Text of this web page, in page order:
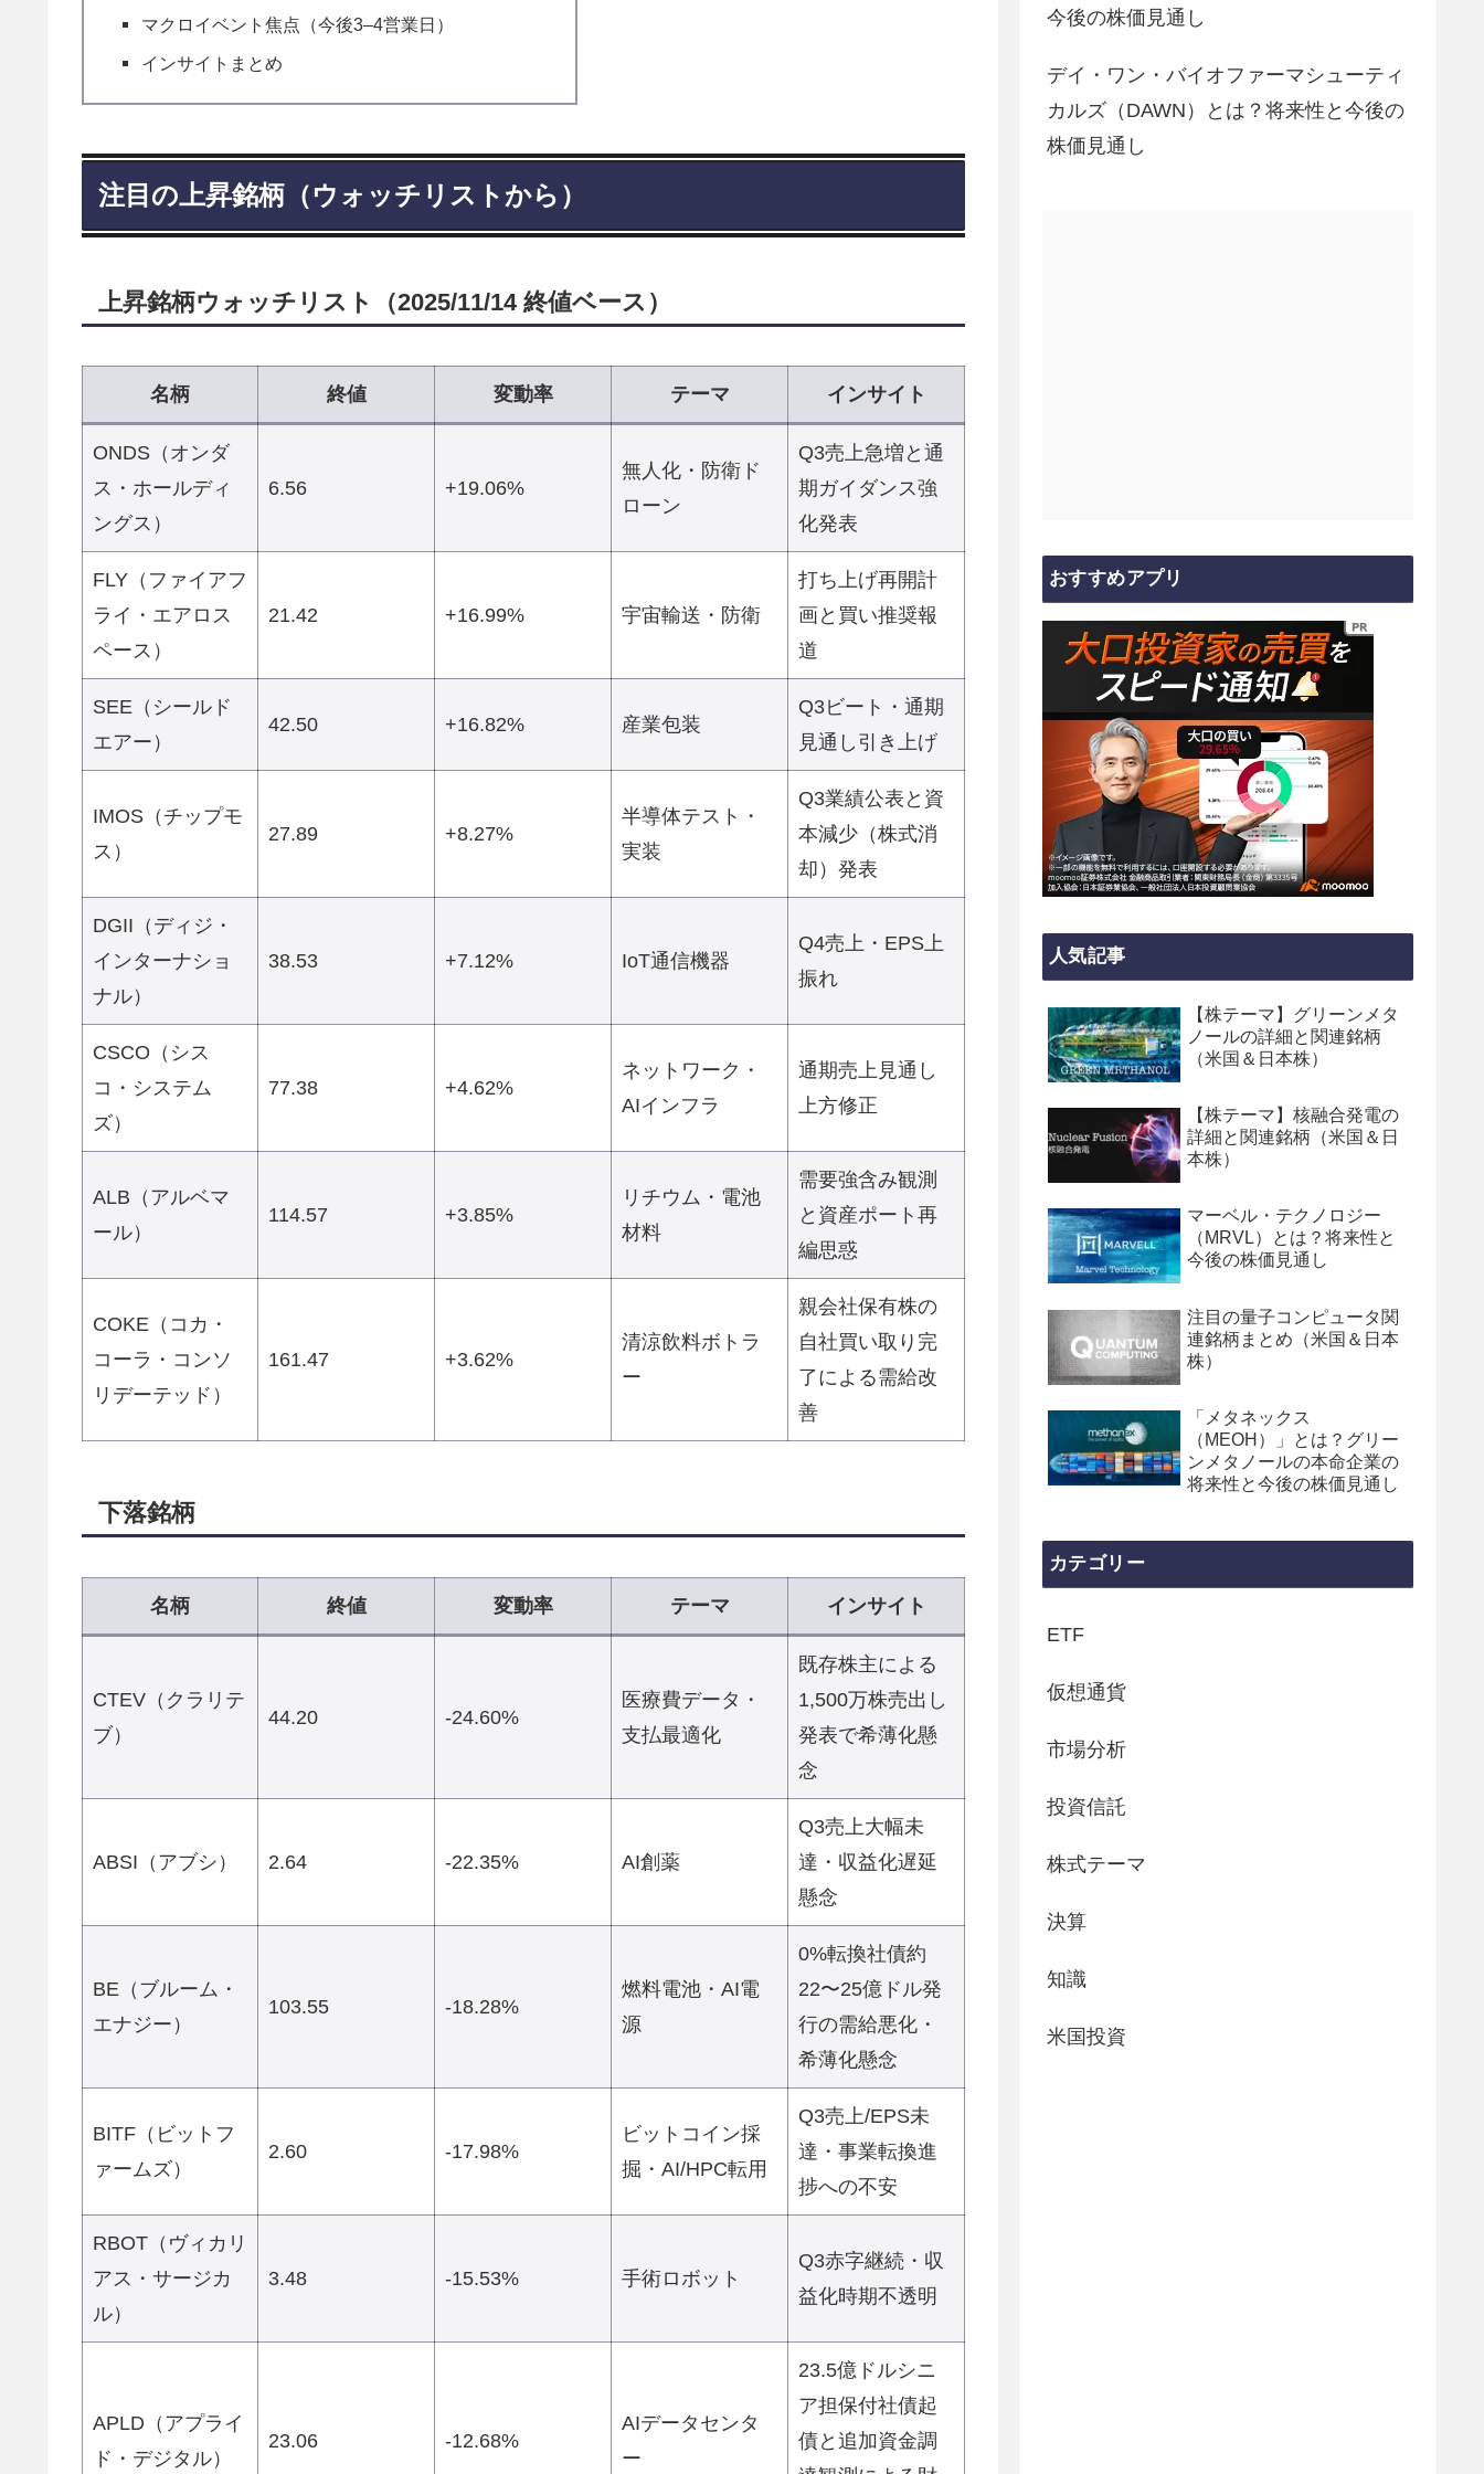
マクロイベント焦点（今後3–4営業日）
インサイトまとめ
注目の上昇銘柄（ウォッチリストから）
上昇銘柄ウォッチリスト（2025/11/14 終値ベース）
名柄 終値 変動率 テーマ インサイト
ONDS（オンダ
ス・ホールディ
ングス）
6.56 +19.06%
無人化・防衛ド
ローン
Q3売上急増と通
期ガイダンス強
化発表
FLY（ファイアフ
ライ・エアロス
ペース）
21.42 +16.99% 宇宙輸送・防衛
打ち上げ再開計
画と買い推奨報
道
SEE（シールド
エアー）
42.50 +16.82% 産業包装
Q3ビート・通期
見通し引き上げ
IMOS（チップモ
ス）
27.89 +8.27%
半導体テスト・
実装
Q3業績公表と資
本減少（株式消
却）発表
DGII（ディジ・
インターナショ
ナル）
38.53 +7.12% IoT通信機器
Q4売上・EPS上
振れ
CSCO（シス
コ・システム
ズ）
77.38 +4.62%
ネットワーク・
AIインフラ
通期売上見通し
上方修正
ALB（アルベマ
ール）
114.57 +3.85%
リチウム・電池
材料
需要強含み観測
と資産ポート再
編思惑
COKE（コカ・
コーラ・コンソ
リデーテッド）
161.47 +3.62%
清涼飲料ボトラ
ー
親会社保有株の
自社買い取り完
了による需給改
善
下落銘柄
名柄 終値 変動率 テーマ インサイト
CTEV（クラリテ
ブ）
44.20 -24.60%
医療費データ・
支払最適化
既存株主による
1,500万株売出し
発表で希薄化懸
念
ABSI（アブシ） 2.64 -22.35% AI創薬
Q3売上大幅未
達・収益化遅延
懸念
BE（ブルーム・
エナジー）
103.55 -18.28%
燃料電池・AI電
源
0%転換社債約
22〜25億ドル発
行の需給悪化・
希薄化懸念
BITF（ビットフ
ァームズ）
2.60 -17.98%
ビットコイン採
掘・AI/HPC転用
Q3売上/EPS未
達・事業転換進
捗への不安
RBOT（ヴィカリ
アス・サージカ
ル）
3.48 -15.53% 手術ロボット
Q3赤字継続・収
益化時期不透明
APLD（アプライ
ド・デジタル）
23.06 -12.68%
AIデータセンタ
ー
23.5億ドルシニ
ア担保付社債起
債と追加資金調
今後の株価見通し
デイ・ワン・バイオファーマシューティ
カルズ（DAWN）とは？将来性と今後の
株価見通し
おすすめアプリ
人気記事
【株テーマ】グリーンメタ
ノールの詳細と関連銘柄
（米国＆日本株）
【株テーマ】核融合発電の
詳細と関連銘柄（米国＆日
本株）
マーベル・テクノロジー
（MRVL）とは？将来性と
今後の株価見通し
注目の量子コンピュータ関
連銘柄まとめ（米国＆日本
株）
「メタネックス
（MEOH）」とは？グリー
ンメタノールの本命企業の
将来性と今後の株価見通し
カテゴリー
ETF
仮想通貨
市場分析
投資信託
株式テーマ
決算
知識
米国投資